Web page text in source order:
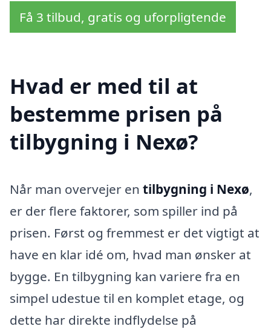
Få 3 tilbud, gratis og uforpligtende
Hvad er med til at
bestemme prisen på
tilbygning i Nexø?
Når man overvejer en tilbygning i Nexø,
er der flere faktorer, som spiller ind på
prisen. Først og fremmest er det vigtigt at
have en klar idé om, hvad man ønsker at
bygge. En tilbygning kan variere fra en
simpel udestue til en komplet etage, og
dette har direkte indflydelse på